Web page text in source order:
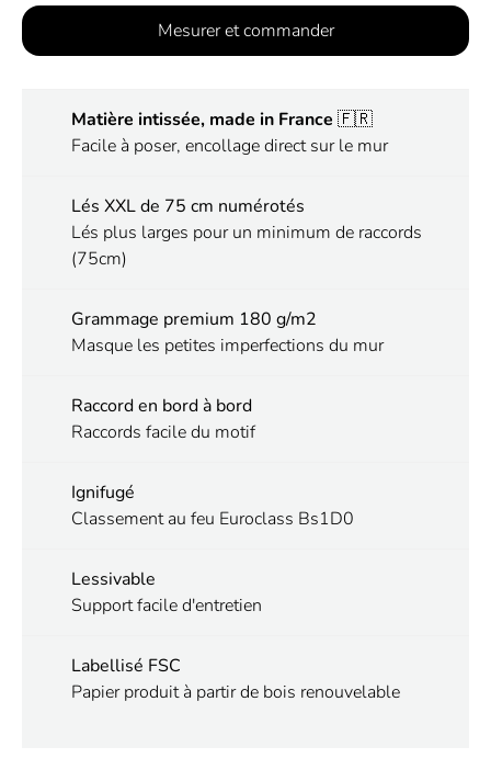
Mesurer et commander
Matière intissée, made in France 🇫🇷
Facile à poser, encollage direct sur le mur
Lés XXL de 75 cm numérotés
Lés plus larges pour un minimum de raccords
(75cm)
Grammage premium 180 g/m2
Masque les petites imperfections du mur
Raccord en bord à bord
Raccords facile du motif
Ignifugé
Classement au feu Euroclass Bs1D0
Lessivable
Support facile d'entretien
Labellisé FSC
Papier produit à partir de bois renouvelable